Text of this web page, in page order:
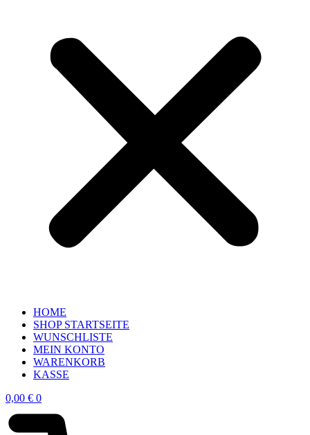
HOME
SHOP STARTSEITE
WUNSCHLISTE
MEIN KONTO
WARENKORB
KASSE
0,00 € 0